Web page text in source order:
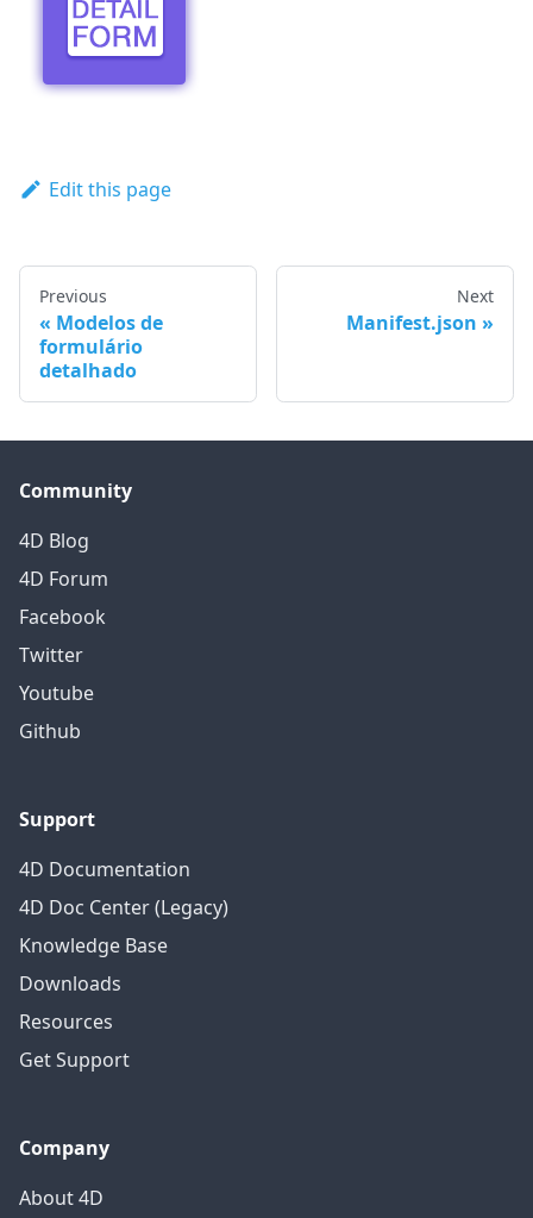
Edit this page
Previous
Modelos de
formulário
detalhado
Next
Manifest.json
Community
4D Blog
4D Forum
Facebook
Twitter
Youtube
Github
Support
4D Documentation
4D Doc Center (Legacy)
Knowledge Base
Downloads
Resources
Get Support
Company
About 4D